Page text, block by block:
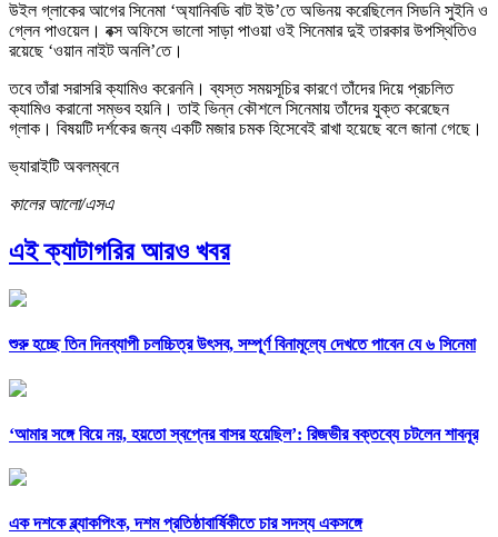
উইল গ্লাকের আগের সিনেমা ‘অ্যানিবডি বাট ইউ’তে অভিনয় করেছিলেন সিডনি সুইনি ও
গ্লেন পাওয়েল। বক্স অফিসে ভালো সাড়া পাওয়া ওই সিনেমার দুই তারকার উপস্থিতিও
রয়েছে ‘ওয়ান নাইট অনলি’তে।
তবে তাঁরা সরাসরি ক্যামিও করেননি। ব্যস্ত সময়সূচির কারণে তাঁদের দিয়ে প্রচলিত
ক্যামিও করানো সম্ভব হয়নি। তাই ভিন্ন কৌশলে সিনেমায় তাঁদের যুক্ত করেছেন
গ্লাক। বিষয়টি দর্শকের জন্য একটি মজার চমক হিসেবেই রাখা হয়েছে বলে জানা গেছে।
ভ্যারাইটি অবলম্বনে
কালের আলো/এসএ
এই ক্যাটাগরির আরও খবর
শুরু হচ্ছে তিন দিনব্যাপী চলচ্চিত্র উৎসব, সম্পূর্ণ বিনামূল্যে দেখতে পাবেন যে ৬ সিনেমা
‘আমার সঙ্গে বিয়ে নয়, হয়তো স্বপ্নের বাসর হয়েছিল’: রিজভীর বক্তব্যে চটলেন শাবনূর
এক দশকে ব্ল্যাকপিংক, দশম প্রতিষ্ঠাবার্ষিকীতে চার সদস্য একসঙ্গে